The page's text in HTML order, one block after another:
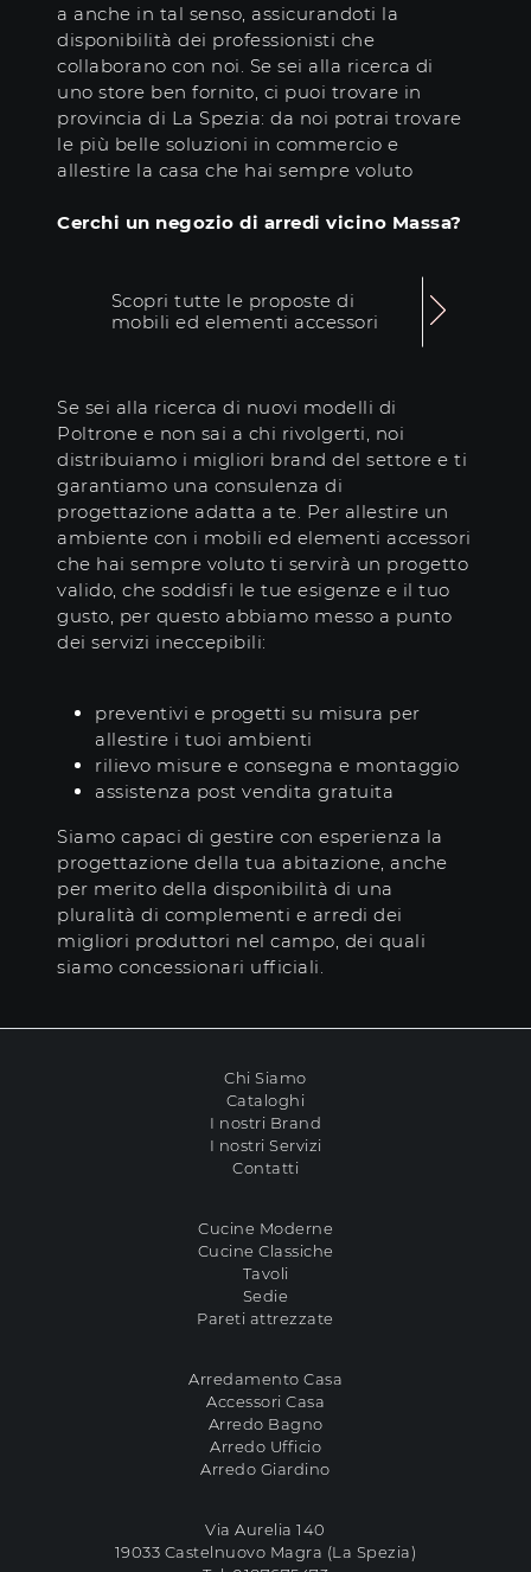
a anche in tal senso, assicurandoti la
disponibilità dei professionisti che
collaborano con noi. Se sei alla ricerca di
uno store ben fornito, ci puoi trovare in
provincia di La Spezia: da noi potrai trovare
le più belle soluzioni in commercio e
allestire la casa che hai sempre voluto
Cerchi un negozio di arredi vicino Massa?
Scopri tutte le proposte di
mobili ed elementi accessori
Se sei alla ricerca di nuovi modelli di
Poltrone e non sai a chi rivolgerti, noi
distribuiamo i migliori brand del settore e ti
garantiamo una consulenza di
progettazione adatta a te. Per allestire un
ambiente con i mobili ed elementi accessori
che hai sempre voluto ti servirà un progetto
valido, che soddisfi le tue esigenze e il tuo
gusto, per questo abbiamo messo a punto
dei servizi ineccepibili:
preventivi e progetti su misura per
allestire i tuoi ambienti
rilievo misure e consegna e montaggio
assistenza post vendita gratuita
Siamo capaci di gestire con esperienza la
progettazione della tua abitazione, anche
per merito della disponibilità di una
pluralità di complementi e arredi dei
migliori produttori nel campo, dei quali
siamo concessionari ufficiali.
Chi Siamo
Cataloghi
I nostri Brand
I nostri Servizi
Contatti
Cucine Moderne
Cucine Classiche
Tavoli
Sedie
Pareti attrezzate
Arredamento Casa
Accessori Casa
Arredo Bagno
Arredo Ufficio
Arredo Giardino
Via Aurelia 140
19033 Castelnuovo Magra (La Spezia)